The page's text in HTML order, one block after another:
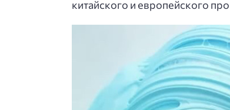
китайского и европейского